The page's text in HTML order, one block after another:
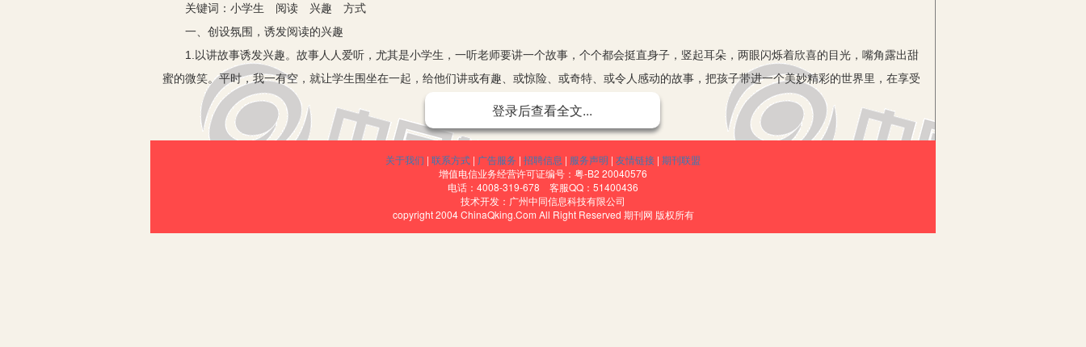
关键词：小学生 阅读 兴趣 方式
一、创设氛围，诱发阅读的兴趣
1.以讲故事诱发兴趣。故事人人爱听，尤其是小学生，一听老师要讲一个故事，个个都会挺直身子，竖起耳朵，两眼闪烁着欣喜的目光，嘴角露出甜
蜜的微笑。平时，我一有空，就让学生围坐在一起，给他们讲或有趣、或惊险、或奇特、或令人感动的故事，把孩子带进一个美妙精彩的世界里，在享受
故事带来的奇妙世界里感受到课外阅读的诱惑。
2.以设奖激发兴趣。在班级中建立图书角，每星期开放两次，有专人管理作好记录，并定期对借阅记录进行检查，对借阅次数多的同学给予适当的奖
3.与家长取得联系，营造舒适愉快的读书环境。人们常说父母是学生最好的老师，一个爱读书的爸爸妈妈，一定会培养出一个爱读书的孩子来。所
以，我希望家长尽量给孩子营造安静、舒适的读书环境，在孩子看书时也不妨拿本书坐在孩子身边，这样潜移默化的影响，久而久之也能培养孩子的定
性，形成良好的阅读习惯。我们还将每月评选一次“书香家庭”，将其全家照片和事迹贴在对角里进行展示，大大激励了学生的兴趣。
登录后查看全文...
关于我们 | 联系方式 | 广告服务 | 招聘信息 | 服务声明 | 友情链接 | 期刊联盟
增值电信业务经营许可证编号：粤-B2 20040576
电话：4008-319-678 客服QQ：51400436
技术开发：广州中同信息科技有限公司
copyright 2004 ChinaQking.Com All Right Reserved 期刊网 版权所有